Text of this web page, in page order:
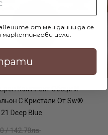
Комплект Обеци И
С Кристали От Sw®
Deep Blue
/ 142.78лв.
от мен данни да се
цели.